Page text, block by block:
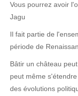
Vous pourrez avoir
Jagu
Il fait partie de
période de
Bâtir un château
peut même
des évolutions